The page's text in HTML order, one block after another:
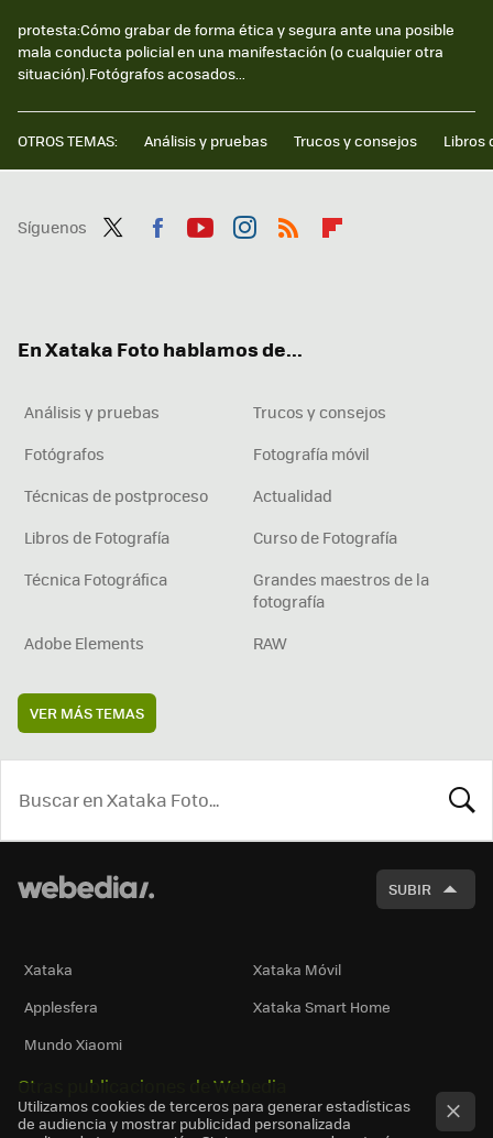
protesta:Cómo grabar de forma ética y segura ante una posible
mala conducta policial en una manifestación (o cualquier otra
situación).Fotógrafos acosados...
OTROS TEMAS: Análisis y pruebas Trucos y consejos Libros
Síguenos
En Xataka Foto hablamos de...
Análisis y pruebas
Trucos y consejos
Fotógrafos
Fotografía móvil
Técnicas de postproceso
Actualidad
Libros de Fotografía
Curso de Fotografía
Técnica Fotográfica
Grandes maestros de la
fotografía
Adobe Elements
RAW
VER MÁS TEMAS
SUBIR
Xataka
Xataka Móvil
Applesfera
Xataka Smart Home
Mundo Xiaomi
Otras publicaciones de Webedia
Utilizamos cookies de terceros para generar estadísticas
de audiencia y mostrar publicidad personalizada